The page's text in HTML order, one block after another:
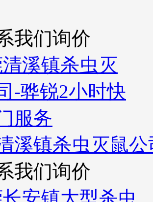
我们询价
溪镇杀虫灭鼠
我们询价